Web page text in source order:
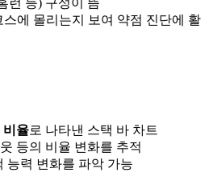
런 등) 구성이 뜸
스에 몰리는지 보여 약점 진단에 활
비율로 나타낸 스택 바 차트
등의 비율 변화를 추적
능력 변화를 파악 가능